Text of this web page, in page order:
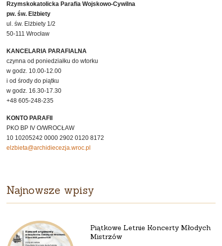
Rzymskokatolicka Parafia Wojskowo-Cywilna
pw. św. Elżbiety
ul. św. Elżbiety 1/2
50-111 Wrocław
KANCELARIA PARAFIALNA
czynna od poniedziałku do wtorku
w godz. 10.00-12.00
i od środy do piątku
w godz. 16.30-17.30
+48 605-248-235
KONTO PARAFII
PKO BP IV O/WROCŁAW
10 10205242 0000 2902 0120 8172
elzbieta@archidiecezja.wroc.pl
Najnowsze wpisy
Piątkowe Letnie Koncerty Młodych
Mistrzów